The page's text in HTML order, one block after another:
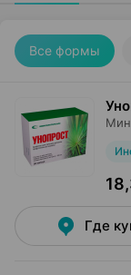
Все формы
Где